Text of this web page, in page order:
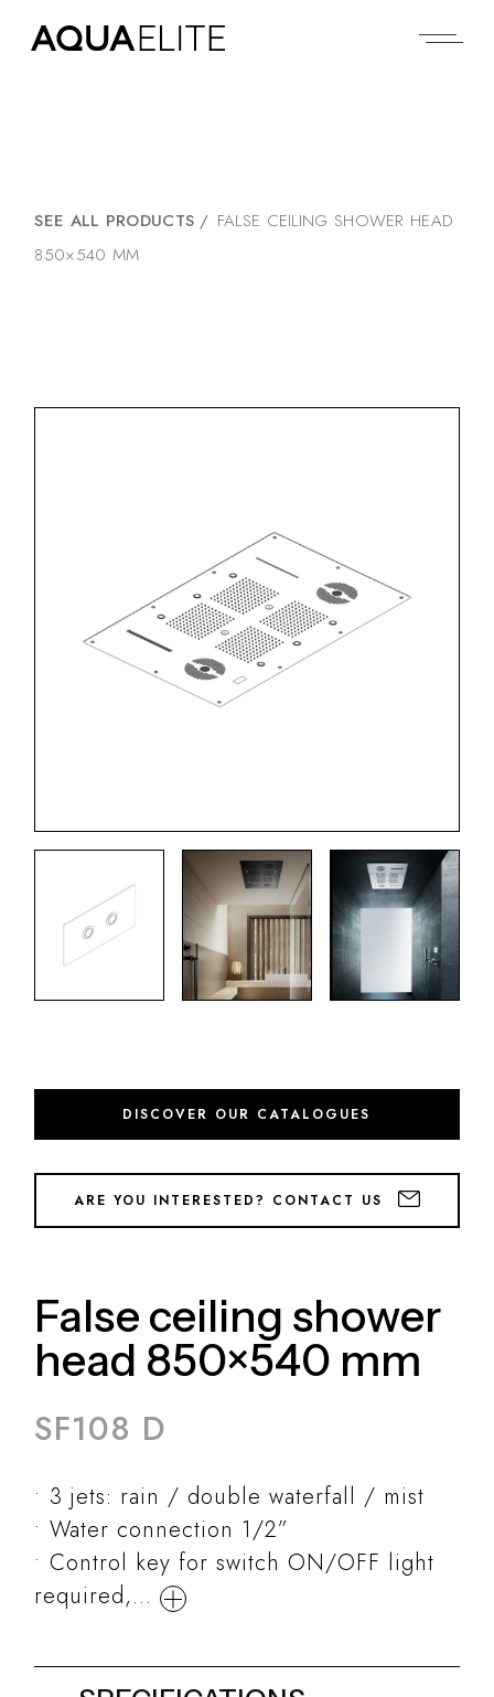
SEE ALL PRODUCTS / FALSE CEILING SHOWER HEAD
850×540 MM
DISCOVER OUR CATALOGUES
ARE YOU INTERESTED? CONTACT US
False ceiling shower
head 850×540 mm
SF108 D
3 jets: rain / double waterfall / mist
Water connection 1/2”
Control key for switch ON/OFF light
required,...